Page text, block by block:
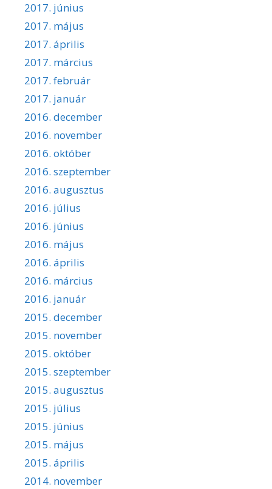
2017. június
2017. május
2017. április
2017. március
2017. február
2017. január
2016. december
2016. november
2016. október
2016. szeptember
2016. augusztus
2016. július
2016. június
2016. május
2016. április
2016. március
2016. január
2015. december
2015. november
2015. október
2015. szeptember
2015. augusztus
2015. július
2015. június
2015. május
2015. április
2014. november